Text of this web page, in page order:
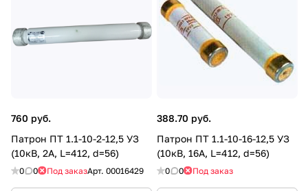
760 руб.
Патрон ПТ 1.1-10-2-12,5 УЗ
(10кВ, 2А, L=412, d=56)
0 0 Под заказАрт. 00016429
388.70 руб.
Патрон ПТ 1.1-10-16-12,5 УЗ
(10кВ, 16А, L=412, d=56)
0 0 Под заказ